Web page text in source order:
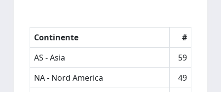
Continente
#
AS - Asia
59
NA - Nord America
49